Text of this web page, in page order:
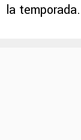
la temporada.